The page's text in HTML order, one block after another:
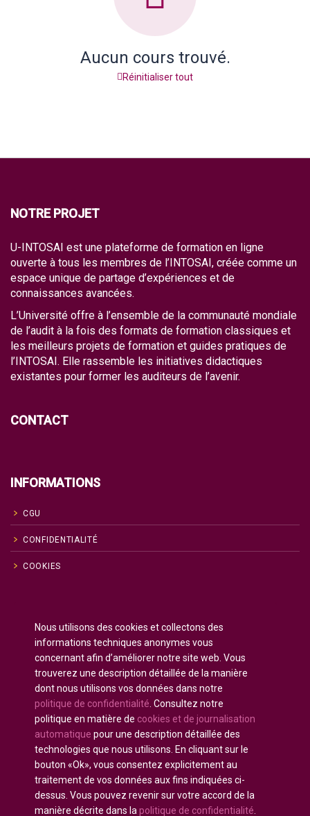
Aucun cours trouvé.
Réinitialiser tout
NOTRE PROJET
U-INTOSAI est une plateforme de formation en ligne
ouverte à tous les membres de l’INTOSAI, créée comme un
espace unique de partage d’expériences et de
connaissances avancées.
L’Université offre à l’ensemble de la communauté mondiale
de l’audit à la fois des formats de formation classiques et
les meilleurs projets de formation et guides pratiques de
l’INTOSAI. Elle rassemble les initiatives didactiques
existantes pour former les auditeurs de l’avenir.
CONTACT
INFORMATIONS
CGU
CONFIDENTIALITÉ
COOKIES
Русский
( Russe
Español(Espagnol )
Français
Allemand
العربية(Arabe)
Português(Portugais - du Portugal)
Nous utilisons des cookies et collectons des
informations techniques anonymes vous
concernant afin d’améliorer notre site web. Vous
trouverez une description détaillée de la manière
dont nous utilisons vos données dans notre
politique de confidentialité . Consultez notre
politique en matière de cookies et de journalisation
automatique pour une description détaillée des
technologies que nous utilisons. En cliquant sur le
bouton «Ok», vous consentez explicitement au
traitement de vos données aux fins indiquées ci-
dessus. Vous pouvez revenir sur votre accord de la
manière décrite dans la politique de confidentialité